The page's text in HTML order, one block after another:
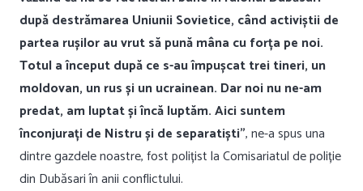
după destrămarea Uniunii Sovietice, când activiștii de
partea rușilor au vrut să pună mâna cu forța pe noi.
Totul a început după ce s-au împușcat trei tineri, un
moldovan, un rus și un ucrainean. Dar noi nu ne-am
predat, am luptat și încă luptăm. Aici suntem
înconjurați de Nistru și de separatiști”, ne-a spus una
dintre gazdele noastre, fost polițist la Comisariatul de poliție
din Dubăsari în anii conflictului.